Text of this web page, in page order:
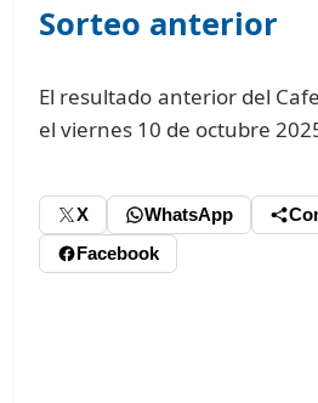
Sorteo anterior
El resultado anterior del
el viernes 10 de octubre
X WhatsApp
Facebook